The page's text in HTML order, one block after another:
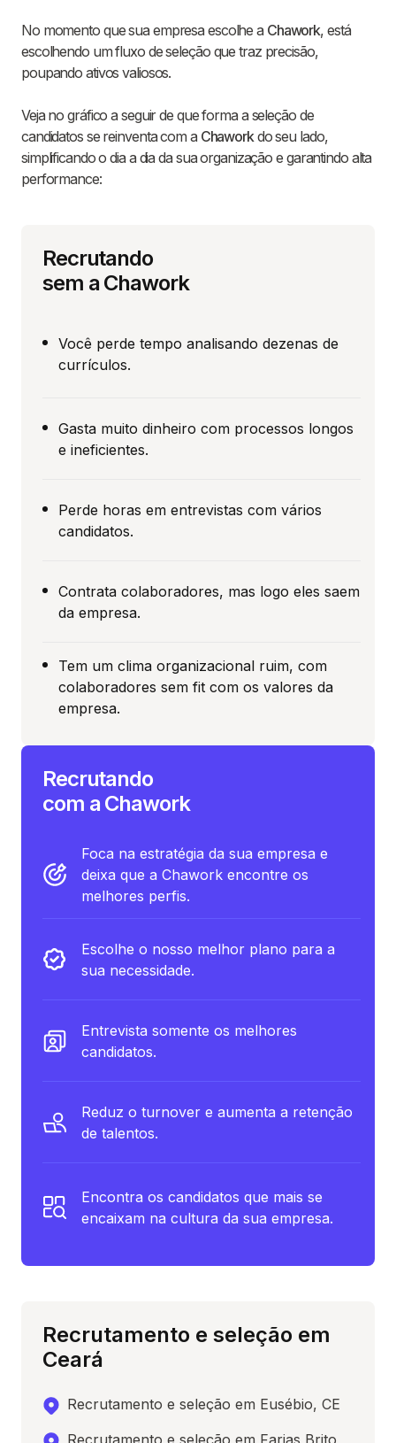
No momento que sua empresa escolhe a Chawork, está
escolhendo um fluxo de seleção que traz precisão,
poupando ativos valiosos.
Veja no gráfico a seguir de que forma a seleção de
candidatos se reinventa com a Chaworkdo seu lado,
simplificando o dia a dia da sua organização e garantindo alta
performance:
Recrutando
sem a Chawork
Você perde tempo analisando dezenas de
currículos.
Gasta muito dinheiro com processos longos
e ineficientes.
Perde horas em entrevistas com vários
candidatos.
Contrata colaboradores, mas logo eles saem
da empresa.
Tem um clima organizacional ruim, com
colaboradores sem fit com os valores da
empresa.
Recrutando
com a Chawork
Foca na estratégia da sua empresa e
deixa que a Chawork encontre os
melhores perfis.
Escolhe o nosso melhor plano para a
sua necessidade.
Entrevista somente os melhores
candidatos.
Reduz o turnover e aumenta a retenção
de talentos.
Encontra os candidatos que mais se
encaixam na cultura da sua empresa.
Recrutamento e seleção em
Ceará
Recrutamento e seleção em Eusébio, CE